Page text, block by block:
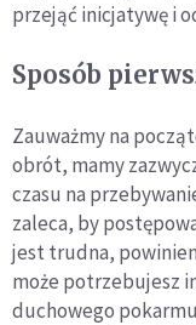
przejąć inicjatywę i
Sposób
Zauważmy na
obrót, mamy
czasu na
zaleca, by
jest trudna,
może potrzebujesz
duchowego